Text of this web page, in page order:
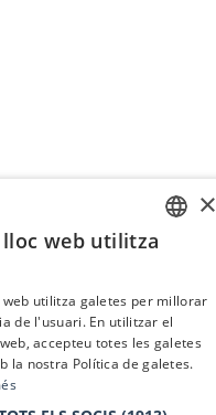
×
web utilitza
web utilitza galetes per millorar
de l'usuari. En utilitzar el
accepteu totes les galetes
la nostra Política de galetes.